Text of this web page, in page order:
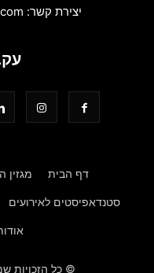
יצירת קשר:
דף הבית מגזין
סטנדאפיסטים לאירועים
© כל הזכויות